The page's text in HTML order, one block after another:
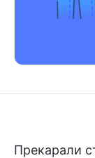
Прекарали